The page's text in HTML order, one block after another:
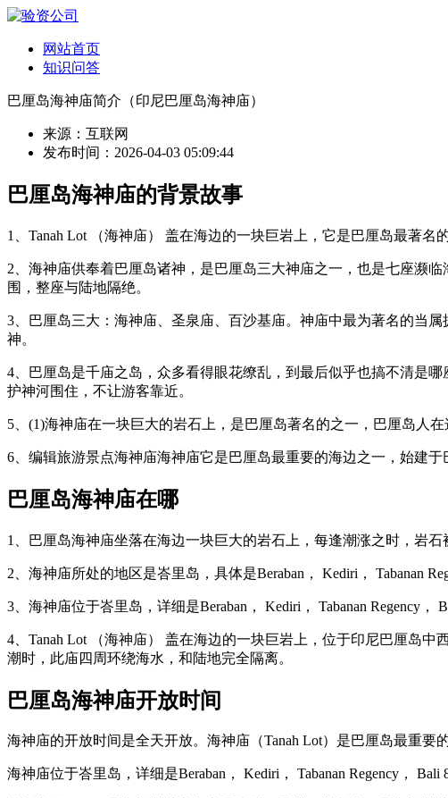
网站首页
知识问答
巴厘岛海神庙简介（印尼巴厘岛海神庙）
来源：互联网
发布时间：2026-04-03 05:09:44
巴厘岛海神庙的背景故事
1、Tanah Lot （海神庙） 盖在海边的一块巨岩上，它是巴厘岛最著
2、海神庙供奉着巴厘岛诸神，是巴厘岛三大神庙之一，也是七座濒
围，整座与陆地隔绝。
3、巴厘岛三大：海神庙、圣泉庙、百沙基庙。神庙中最为著名的当
神。
4、巴厘岛是千庙之岛，众多看得眼花缭乱，到最后似乎也搞不清是
护神河围住，不让游客靠近。
5、(1)海神庙在一块巨大的岩石上，是巴厘岛著名的之一，巴厘岛人
6、编辑旅游景点海神庙海神庙它是巴厘岛最重要的海边之一，始建
巴厘岛海神庙在哪
1、巴厘岛海神庙坐落在海边一块巨大的岩石上，每逢潮涨之时，岩
2、海神庙所处的地区是峇里岛，具体是Beraban， Kediri， Tabanan
3、海神庙位于峇里岛，详细是Beraban， Kediri， Tabanan Regency，
4、Tanah Lot （海神庙） 盖在海边的一块巨岩上，位于印尼巴厘岛中
潮时，此庙四周环绕海水，和陆地完全隔离。
巴厘岛海神庙开放时间
海神庙的开放时间是全天开放。海神庙（Tanah Lot）是巴厘岛最重要
海神庙位于峇里岛，详细是Beraban， Kediri， Tabanan Regency，